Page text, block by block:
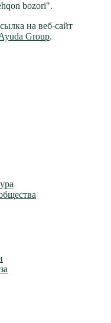
bozori".
на веб-сайт
Group.